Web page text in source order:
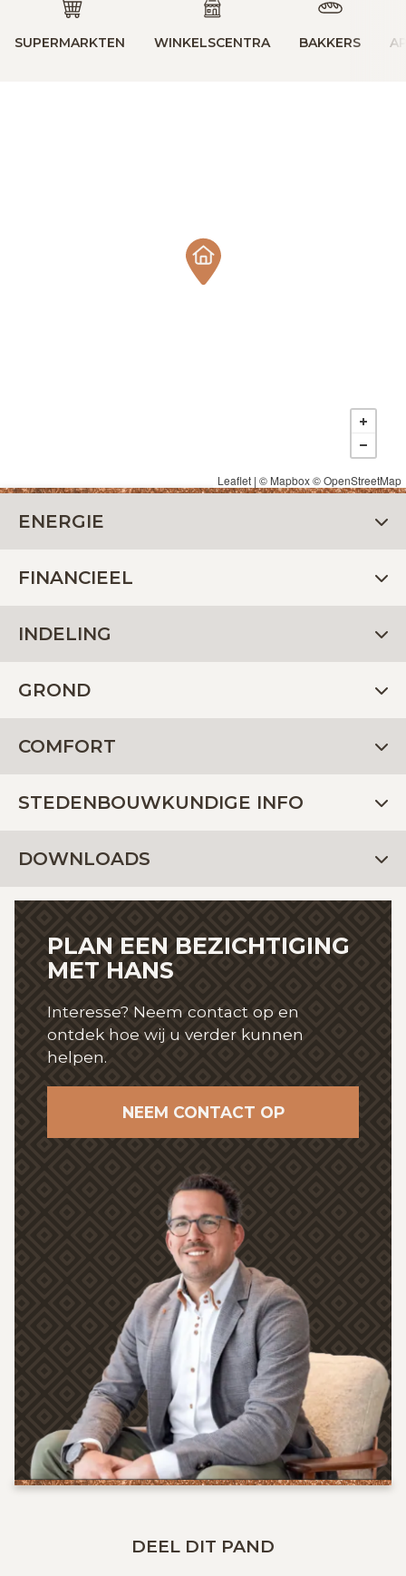
SUPERMARKTEN WINKELSCENTRA BAKKERS
Leaflet | © Mapbox©OpenStreetMap
ENERGIE
FINANCIEEL
INDELING
GROND
COMFORT
STEDENBOUWKUNDIGE INFO
DOWNLOADS
PLAN EEN BEZICHTIGING
MET HANS
Interesse? Neem contact op en
ontdek hoe wij u verder kunnen
helpen.
NEEM CONTACT OP
DEEL DIT PAND